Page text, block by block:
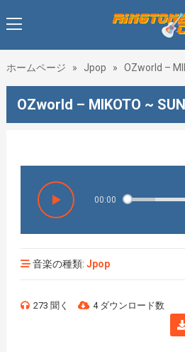
ホームページ » Jpop » OZworld –
OZworld – MIKOTO ~
00:00
音楽の種類: Jpop
273 聞く 4 ダウンロード数